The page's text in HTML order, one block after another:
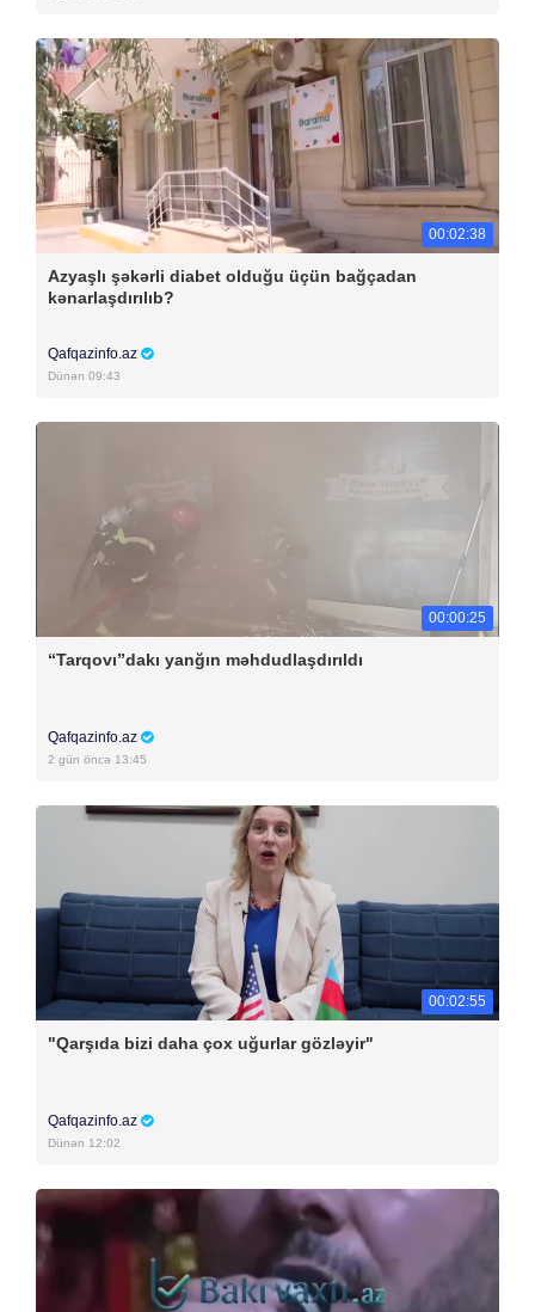
00:02:38
Azyaşlı şəkərli diabet olduğu üçün bağçadan
kənarlaşdırılıb?
Qafqazinfo.az
Dünən 09:43
00:00:25
“Tarqovı”dakı yanğın məhdudlaşdırıldı
Qafqazinfo.az
2 gün öncə 13:45
00:02:55
"Qarşıda bizi daha çox uğurlar gözləyir"
Qafqazinfo.az
Dünən 12:02